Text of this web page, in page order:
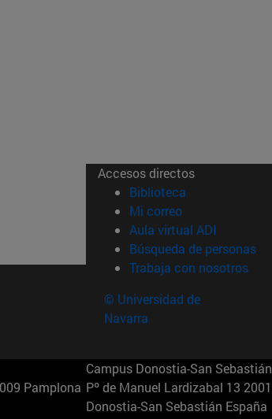
Accesos directos
Biblioteca (abre en
Mi correo(abre en nueva
Aula virtual ADI (abre en
Búsqueda de personas
Trabaja con nosotros
© Universidad de
Navarra
Pamplona
Campus Donostia-San Sebastián
Pº de Manuel Lardizabal 13
Donostia-San Sebastián España